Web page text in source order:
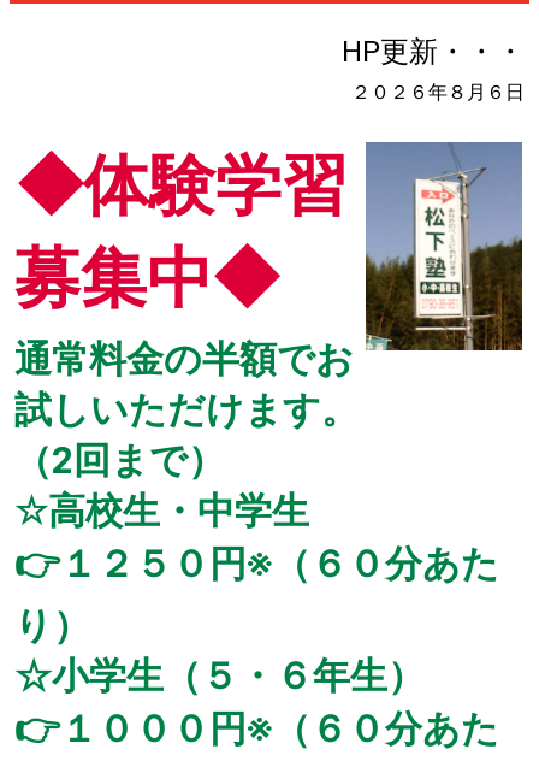
HP更新・・・
２０２６年８月６日
◆体験学習
募集中◆
通常料金の半額でお
試しいただけます。
（2回まで）
☆高校生・中学生
👉１２５０円※（６０分あた
り）
☆小学生（５・６年生）
👉１０００円※（６０分あた